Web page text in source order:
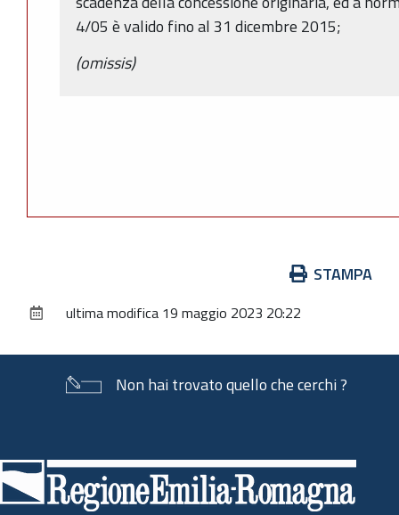
4/05 è valido fino al 31 dicembre 2015;
(omissis)
documento
STAMPA
ultima modifica 19 maggio 2023 20:22
Non hai trovato quello che cerchi ?
di
pagina